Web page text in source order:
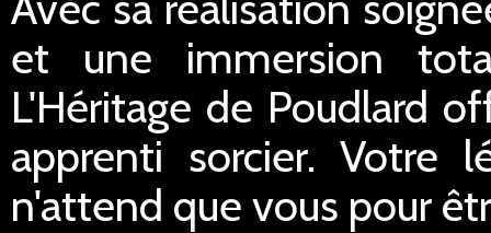
et une immersion
L'Héritage de Poudlard
apprenti sorcier. Votre
n'attend que vous pour